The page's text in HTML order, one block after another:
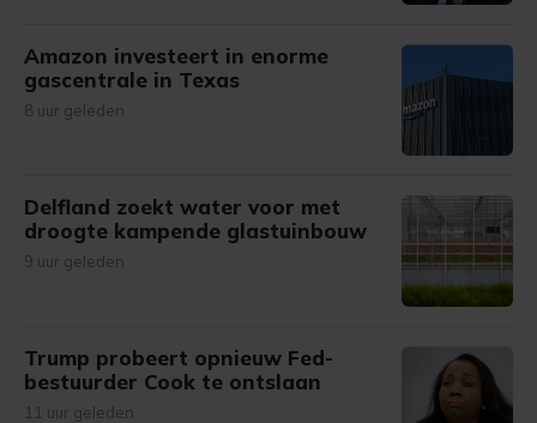
Amazon investeert in enorme
gascentrale in Texas
8 uur geleden
Delfland zoekt water voor met
droogte kampende glastuinbouw
9 uur geleden
Trump probeert opnieuw Fed-
bestuurder Cook te ontslaan
11 uur geleden